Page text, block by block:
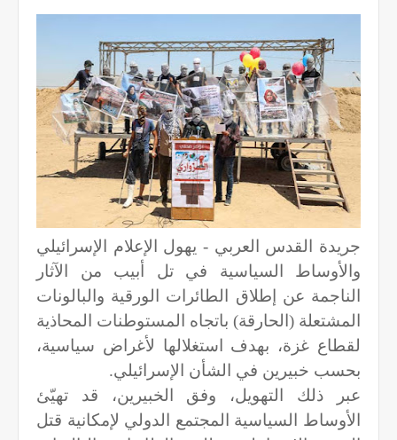
جريدة القدس العربي - يهول الإعلام الإسرائيلي
والأوساط السياسية في تل أبيب من الآثار
الناجمة عن إطلاق الطائرات الورقية والبالونات
المشتعلة (الحارقة) باتجاه المستوطنات المحاذية
لقطاع غزة، بهدف استغلالها لأغراض سياسية،
بحسب خبيرين في الشأن الإسرائيلي.
عبر ذلك التهويل، وفق الخبيرين، قد تهيّئ
الأوساط السياسية المجتمع الدولي لإمكانية قتل